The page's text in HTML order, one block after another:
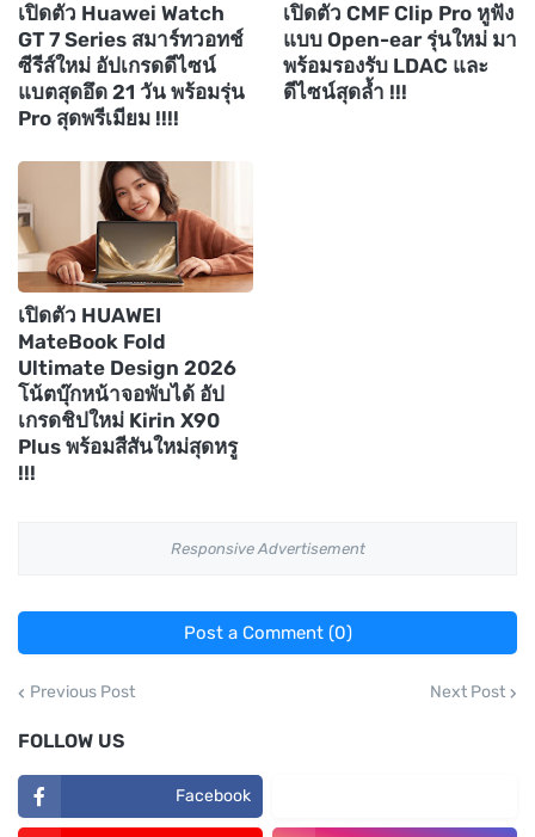
เปิดตัว Huawei Watch
GT 7 Series สมาร์ทวอทช์
ซีรีส์ใหม่ อัปเกรดดีไซน์
แบตสุดอึด 21 วัน พร้อมรุ่น
Pro สุดพรีเมียม !!!!
เปิดตัว CMF Clip Pro หูฟัง
แบบ Open-ear รุ่นใหม่ มา
พร้อมรองรับ LDAC และ
ดีไซน์สุดล้ำ !!!
เปิดตัว HUAWEI
MateBook Fold
Ultimate Design 2026
โน้ตบุ๊กหน้าจอพับได้ อัป
เกรดชิปใหม่ Kirin X90
Plus พร้อมสีสันใหม่สุดหรู
!!!
Responsive Advertisement
Post a Comment (0)
Previous Post Next Post
FOLLOW US
Facebook